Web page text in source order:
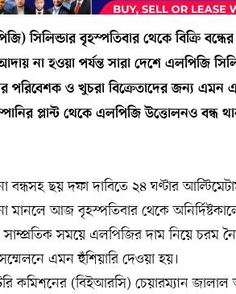
সিলিন্ডার বৃহস্পতিবার থেকে বিক্রি
না হওয়া পর্যন্ত সারা দেশে এলপিজি
পরিবেশক ও খুচরা বিক্রেতাদের জন‍্য এমন
প্লান্ট থেকে এলপিজি উত্তোলনও বন্ধ
ছয় দফা দাবিতে ২৪ ঘণ্টার
মানলে আজ বৃহস্পতিবার থেকে
সাম্প্রতিক সময়ে এলপিজির দাম নিয়ে চরম
এমন হুঁশিয়ারি দেওয়া হয়।
কমিশনের (বিইআরসি) চেয়ারম্যান